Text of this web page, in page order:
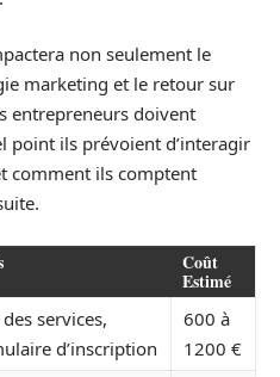
non seulement le
marketing et le retour sur
entrepreneurs doivent
point ils prévoient d’interagir
comment ils comptent
Coût
Estimé
services,
d’inscription
600 à
1200 €